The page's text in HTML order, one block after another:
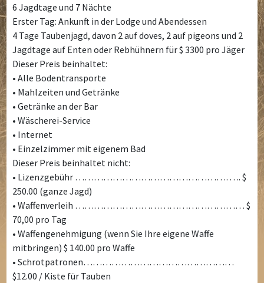
6 Jagdtage und 7 Nächte
Erster Tag: Ankunft in der Lodge und Abendessen
4 Tage Taubenjagd, davon 2 auf doves, 2 auf pigeons und 2
Jagdtage auf Enten oder Rebhühnern für $ 3300 pro Jäger
Dieser Preis beinhaltet:
• Alle Bodentransporte
• Mahlzeiten und Getränke
• Getränke an der Bar
• Wäscherei-Service
• Internet
• Einzelzimmer mit eigenem Bad
Dieser Preis beinhaltet nicht:
• Lizenzgebühr …………………………………………… .. $
250.00 (ganze Jagd)
• Waffenverleih ……………………………………………… $
70,00 pro Tag
• Waffengenehmigung (wenn Sie Ihre eigene Waffe
mitbringen) $ 140.00 pro Waffe
• Schrotpatronen…………………………………………
$12.00 / Kiste für Tauben